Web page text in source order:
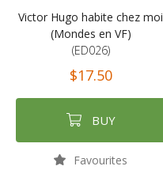
Victor Hugo habite chez moi
(Mondes en VF)
(ED026)
$17.50
BUY
Favourites